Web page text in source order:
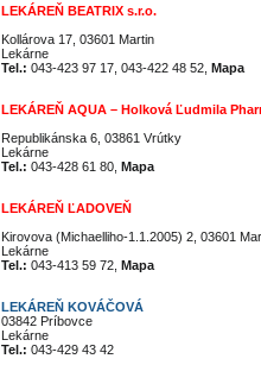
LEKÁREŇ BEATRIX s.r.o.
Kollárova 17, 03601 Martin
Lekárne
Tel.: 043-423 97 17, 043-422 48 52, Mapa
LEKÁREŇ AQUA – Holková Ľudmila
Republikánska 6, 03861 Vrútky
Lekárne
Tel.: 043-428 61 80, Mapa
LEKÁREŇ ĽADOVEŇ
Kirovova (Michaelliho-1.1.2005) 2, 03601
Lekárne
Tel.: 043-413 59 72, Mapa
LEKÁREŇ KOVÁČOVÁ
03842 Príbovce
Lekárne
Tel.: 043-429 43 42